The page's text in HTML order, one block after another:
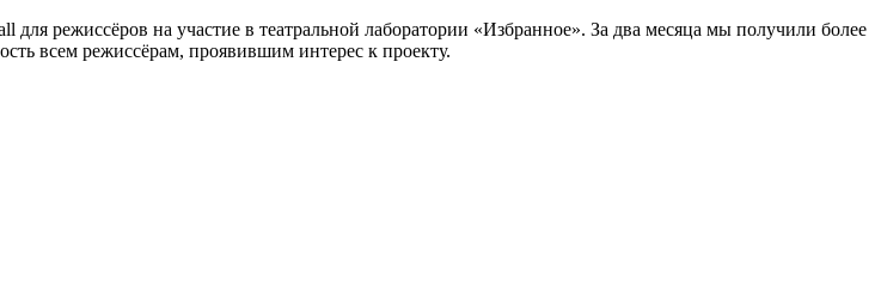
для режиссёров на участие в театральной лаборатории «Избранное». За два месяца мы получили более
всем режиссёрам, проявившим интерес к проекту.